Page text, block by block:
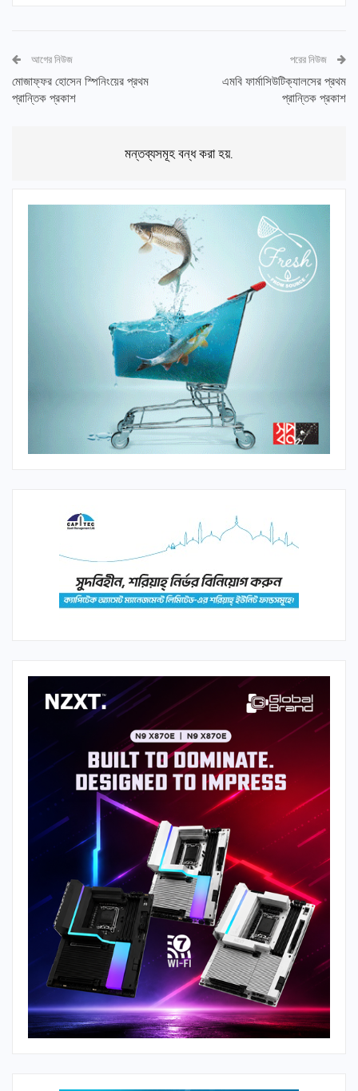
আগের নিউজ
মোজাফ্ফর হোসেন স্পিনিংয়ের প্রথম
প্রান্তিক প্রকাশ
পরের নিউজ
এমবি ফার্মাসিউটিক্যালসের প্রথম
প্রান্তিক প্রকাশ
মন্তব্যসমূহ বন্ধ করা হয়.